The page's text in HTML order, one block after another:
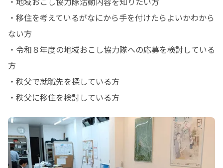
・移住を考えているがなにから手を付けたらよいかわから
ない方
・令和８年度の地域おこし協力隊への応募を検討している
方
・秩父で就職先を探している方
・秩父に移住を検討している方